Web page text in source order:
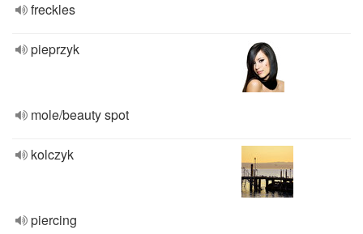
freckles
pieprzyk
mole/beauty spot
kolczyk
piercing